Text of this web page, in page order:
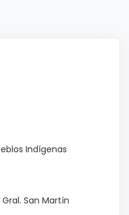
Indígenas
San Martín